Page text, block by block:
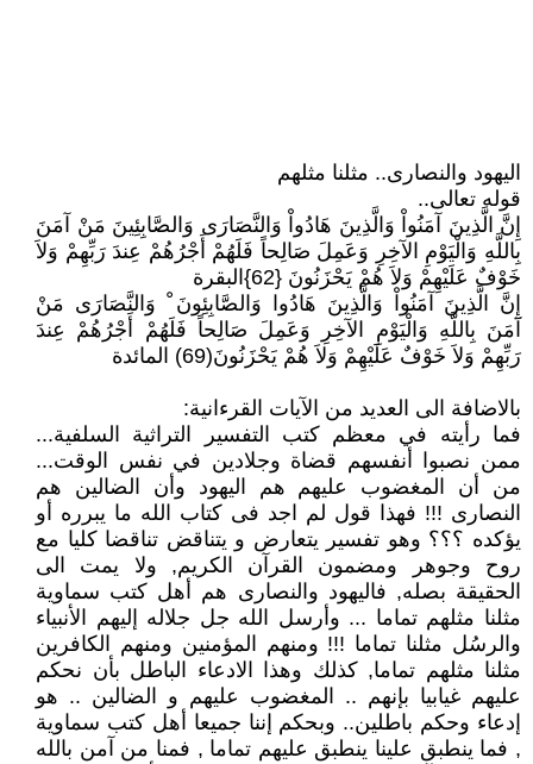
اليهود والنصارى.. مثلنا مثلهم
قوله تعالى..
إِنَّ الَّذِينَ آمَنُواْ وَالَّذِينَ هَادُواْ وَالنَّصَارَى وَالصَّابِئِينَ مَنْ آمَنَ
بِاللَّهِ وَالْيَوْمِ الآخِرِ وَعَمِلَ صَالِحاً فَلَهُمْ أَجْرُهُمْ عِندَ رَبِّهِمْ وَلاَ
خَوْفٌ عَلَيْهِمْ وَلاَ هُمْ يَحْزَنُونَ {62}البقرة
إِنَّ الَّذِينَ آمَنُواْ وَالَّذِينَ هَادُوا وَالصَّابِئِونَ ْ وَالنَّصَارَى مَنْ
آمَنَ بِاللَّهِ وَالْيَوْمِ الآخِرِ وَعَمِلَ صَالِحاً فَلَهُمْ أَجْرُهُمْ عِندَ
رَبِّهِمْ وَلاَ خَوْفٌ عَلَيْهِمْ وَلاَ هُمْ يَحْزَنُونَ(69) المائدة
بالاضافة الى العديد من الآيات القرءانية:
فما رأيته في معظم كتب التفسير التراثية السلفية...
ممن نصبوا أنفسهم قضاة وجلادين في نفس الوقت...
من أن المغضوب عليهم هم اليهود وأن الضالين هم
النصارى !!! فهذا قول لم اجد فى كتاب الله ما يبرره أو
يؤكده ؟؟؟ وهو تفسير يتعارض و يتناقض تناقضا كليا مع
روح وجوهر ومضمون القرآن الكريم, ولا يمت الى
الحقيقة بصله, فاليهود والنصارى هم أهل كتب سماوية
مثلنا مثلهم تماما ... وأرسل الله جل جلاله إليهم الأنبياء
والرسُل مثلنا تماما !!! ومنهم المؤمنين ومنهم الكافرين
مثلنا مثلهم تماما, كذلك وهذا الادعاء الباطل بأن نحكم
عليهم غيابيا بإنهم .. المغضوب عليهم و الضالين .. هو
إدعاء وحكم باطلين.. وبحكم إننا جميعا أهل كتب سماوية
, فما ينطبق علينا ينطبق عليهم تماما , فمنا من آمن بالله